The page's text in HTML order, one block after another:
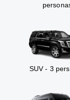
SUV - 3